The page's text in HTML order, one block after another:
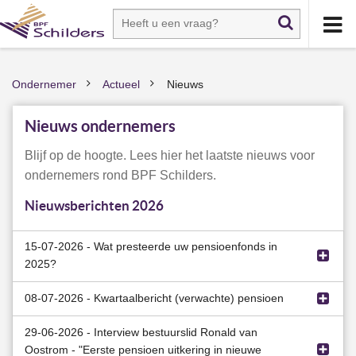
Ondernemer
Actueel
Nieuws
Nieuws ondernemers
Blijf op de hoogte. Lees hier het laatste nieuws voor
ondernemers rond BPF Schilders.
Nieuwsberichten 2026
15-07-2026 - Wat presteerde uw pensioenfonds in
2025?
het filmpje van ons verkorte jaarverslag voor een blik op uw
pensioenfonds in 2025.
08-07-2026 - Kwartaalbericht (verwachte) pensioen
Het nieuwe kwartaalbericht van BPF Schilders staat online.
29-06-2026 - Interview bestuurslid Ronald van
Oostrom - "Eerste pensioen uitkering in nieuwe